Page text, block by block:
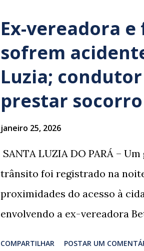
Ex-vereadora
sofrem
Luzia;
prestar socorro
janeiro 25, 2026
SANTA LUZIA DO PARÁ –
trânsito foi registrado na
proximidades do acesso à
envolvendo a ex-vereadora
COMPARTILHAR POSTAR UM